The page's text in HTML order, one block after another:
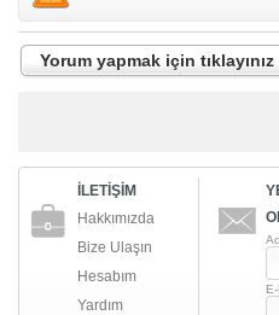
Yorum yapmak için tıklayınız
İLETİŞİM
Hakkımızda
Bize Ulaşın
Hesabım
Yardım